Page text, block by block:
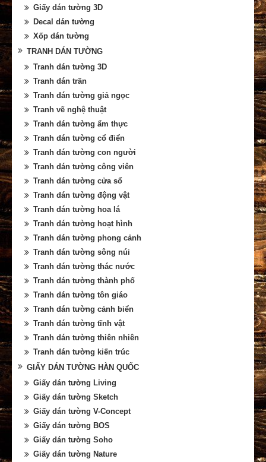
Giấy dán tường 3D
Decal dán tường
Xốp dán tường
TRANH DÁN TƯỜNG
Tranh dán tường 3D
Tranh dán trần
Tranh dán tường giả ngọc
Tranh vẽ nghệ thuật
Tranh dán tường ẩm thực
Tranh dán tường cổ điển
Tranh dán tường con người
Tranh dán tường công viên
Tranh dán tường cửa sổ
Tranh dán tường động vật
Tranh dán tường hoa lá
Tranh dán tường hoạt hình
Tranh dán tường phong cảnh
Tranh dán tường sông núi
Tranh dán tường thác nước
Tranh dán tường thành phố
Tranh dán tường tôn giáo
Tranh dán tường cảnh biển
Tranh dán tường tĩnh vật
Tranh dán tường thiên nhiên
Tranh dán tường kiến trúc
GIẤY DÁN TƯỜNG HÀN QUỐC
Giấy dán tường Living
Giấy dán tường Sketch
Giấy dán tường V-Concept
Giấy dán tường BOS
Giấy dán tường Soho
Giấy dán tường Nature